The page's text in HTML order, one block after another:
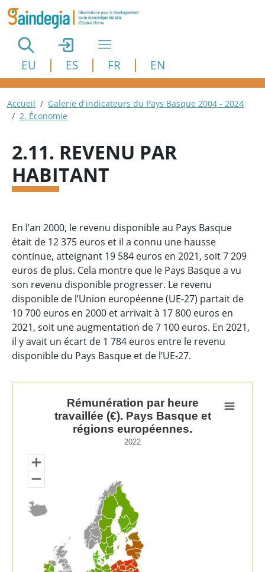
Aller au contenu principal
EU ES FR EN
Fil d'Ariane
Accueil
Galerie d'indicateurs du Pays Basque 2004 - 2024
2. Économie
2.11. REVENU PAR
HABITANT
En l’an 2000, le revenu disponible au Pays Basque
était de 12 375 euros et il a connu une hausse
continue, atteignant 19 584 euros en 2021, soit 7 209
euros de plus. Cela montre que le Pays Basque a vu
son revenu disponible progresser. Le revenu
disponible de l’Union européenne (UE-27) partait de
10 700 euros en 2000 et arrivait à 17 800 euros en
2021, soit une augmentation de 7 100 euros. En 2021,
il y avait un écart de 1 784 euros entre le revenu
disponible du Pays Basque et de l’UE-27.
Rémunération par heure travaillée (€). Pays Basque
Map of unspecified region with 1 data series.
View as data table, Rémunération par heure
Rémunération par heure
travaillée (€). Pays Basque et
régions européennes.
2022